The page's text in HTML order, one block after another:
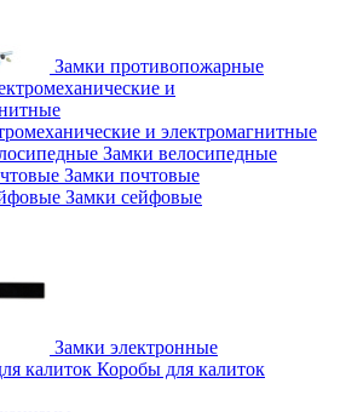
Замки противопожарные
и электромагнитные
Замки велосипедные
Замки почтовые
Замки сейфовые
Замки электронные
Коробы для калиток